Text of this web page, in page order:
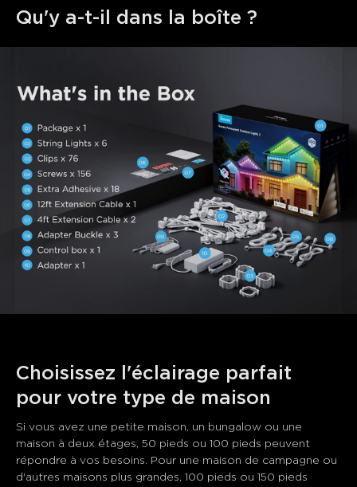
Qu'y a-t-il dans la boîte ?
Choisissez l'éclairage parfait
pour votre type de maison
Si vous avez une petite maison, un bungalow ou une
maison à deux étages, 50 pieds ou 100 pieds peuvent
répondre à vos besoins. Pour une maison de campagne ou
d'autres maisons plus grandes, 100 pieds ou 150 pieds